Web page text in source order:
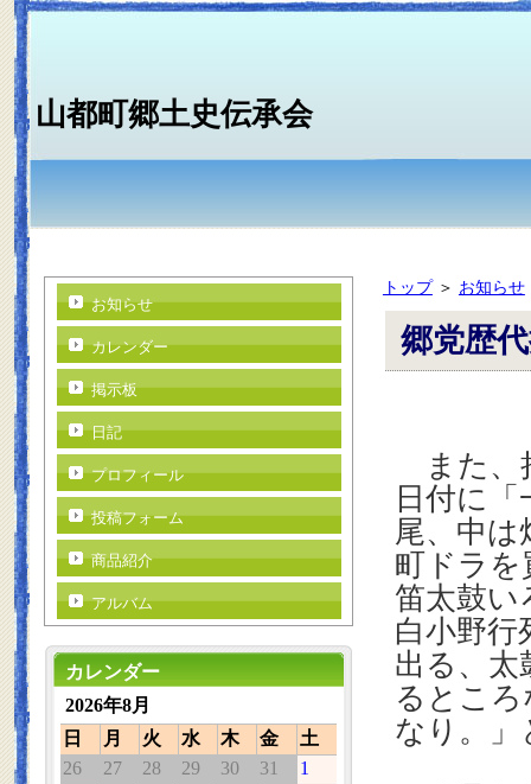
山都町郷土史伝承会
トップ＞ お知らせ
郷党歴
また、
日付に
尾、中は
町ドラを
笛太鼓い
白小野行
出る、太
るとこ
なり。」
お知らせ
カレンダー
掲示板
日記
プロフィール
投稿フォーム
商品紹介
アルバム
カレンダー
2026年8月
日
月 火 水 木 金
土
26
27 28 29 30 31
1